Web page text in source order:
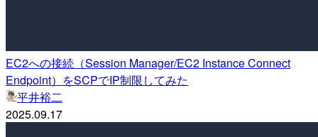
EC2への接続（Session Manager/EC2 Instance Connect
Endpoint）をSCPでIP制限してみた
平井裕二
2025.09.17